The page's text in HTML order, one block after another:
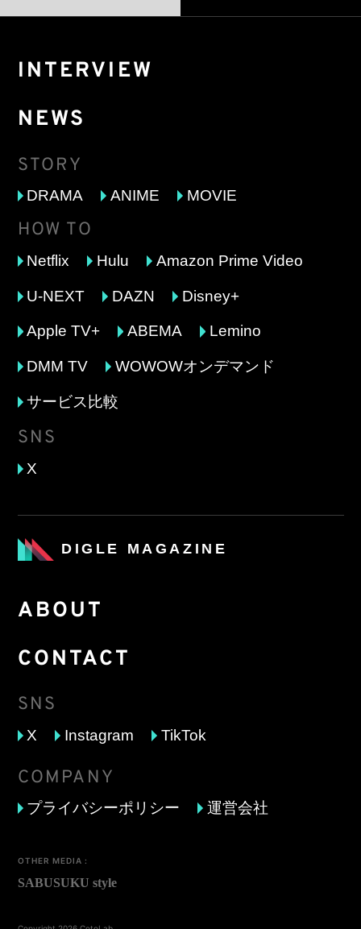
DIGLE MAGAZINE
ABOUT
CONTACT
SNS
X Instagram TikTok
COMPANY
プライバシーポリシー 運営会社
INTERVIEW
NEWS
STORY
DRAMA ANIME MOVIE
HOW TO
Netflix Hulu Amazon Prime Video
U-NEXT DAZN Disney+
Apple TV+ ABEMA Lemino
DMM TV WOWOWオンデマンド
サービス比較
SNS
X
OTHER MEDIA :